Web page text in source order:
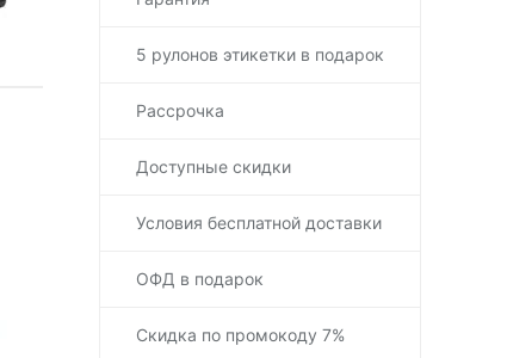
5 рулонов этикетки в подарок
Рассрочка
Доступные скидки
Условия бесплатной доставки
ОФД в подарок
Скидка по промокоду 7%